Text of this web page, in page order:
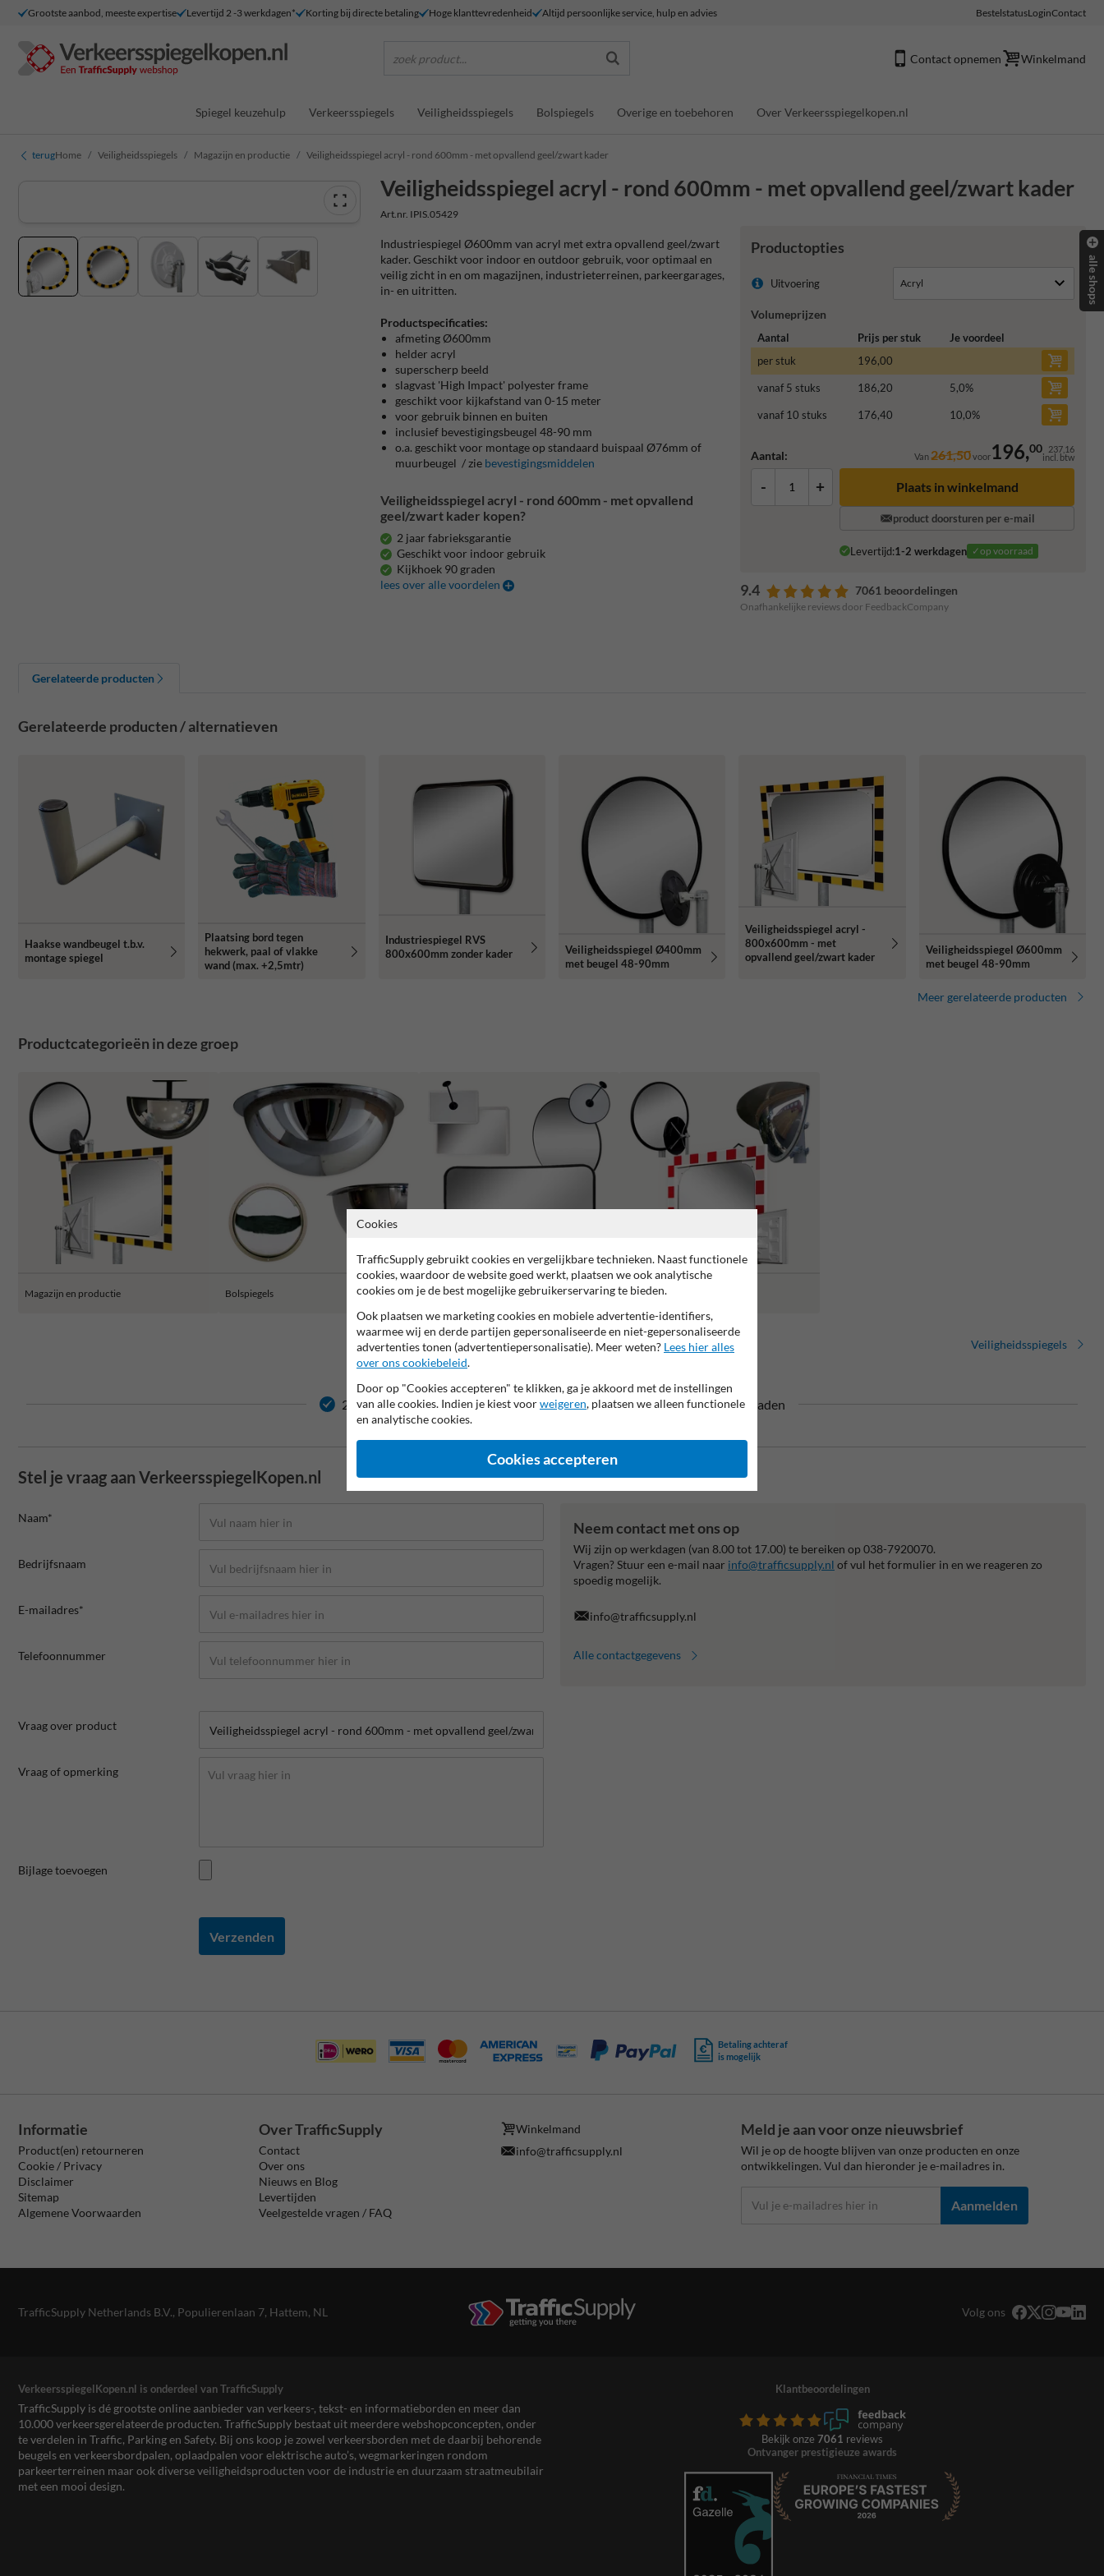
Grootste aanbod, meeste expertise Levertijd 2 -3 werkdagen* Korting bij directe betaling Hoge klanttevredenheid Altijd persoonlijke service, hulp en advies BestelstatusLoginContact
zoek product... Contact opnemen Winkelmand
Spiegel keuzehulp Verkeersspiegels Veiligheidsspiegels Bolspiegels Overige en toebehoren Over Verkeersspiegelkopen.nl
terugHome Veiligheidsspiegels Magazijn en productie Veiligheidsspiegel acryl - rond 600mm - met opvallend geel/zwart kader
Veiligheidsspiegel acryl - rond 600mm - met opvallend geel/zwart kader
Art.nr. IPIS.05429
Productopties
Uitvoering
Volumeprijzen
Aantal Prijs per stuk
Je voordeel
per stuk
196,00
vanaf 5 stuks 186,20 5,0%
vanaf 10 stuks 176,40 10,0%
Aantal: Van261,50voor196,00 237,16
incl. btw
- + Plaats in winkelmand
product doorsturen per e-mail
Levertijd:1-2 werkdagen ✓op voorraad
9.4 7061 beoordelingen
Onafhankelijke reviews door FeedbackCompany
Industriespiegel Ø600mm van acryl met extra opvallend geel/zwart
kader. Geschikt voor indoor en outdoor gebruik, voor optimaal en
veilig zicht in en om magazijnen, industrieterreinen, parkeergarages,
in- en uitritten.
Productspecificaties:
afmeting Ø600mm
helder acryl
superscherp beeld
slagvast 'High Impact' polyester frame
geschikt voor kijkafstand van 0-15 meter
voor gebruik binnen en buiten
inclusief bevestigingsbeugel 48-90 mm
o.a. geschikt voor montage op standaard buispaal Ø76mm of
muurbeugel / zie bevestigingsmiddelen
Veiligheidsspiegel acryl - rond 600mm - met opvallend
geel/zwart kader kopen?
2 jaar fabrieksgarantie
Geschikt voor indoor gebruik
Kijkhoek 90 graden
lees over alle voordelen
Gerelateerde producten
Gerelateerde producten / alternatieven
Haakse wandbeugel t.b.v.
montage spiegel
Plaatsing bord tegen
hekwerk, paal of vlakke
wand (max. +2,5mtr)
Industriespiegel RVS
800x600mm zonder kader
Veiligheidsspiegel Ø400mm
met beugel 48-90mm
Veiligheidsspiegel acryl -
800x600mm - met
opvallend geel/zwart kader
Veiligheidsspiegel Ø600mm
met beugel 48-90mm
Meer gerelateerde producten
Productcategorieën in deze groep
Magazijn en productie Bolspiegels Binnenspiegels Buitenterrein
Veiligheidsspiegels
2 jaar fabrieksgarantie Geschikt voor indoor gebruik Kijkhoek 90 graden
Stel je vraag aan VerkeersspiegelKopen.nl
Naam*
Bedrijfsnaam
E-mailadres*
Telefoonnummer
Vraag over product
Vraag of opmerking
Bijlage toevoegen
Verzenden
Neem contact met ons op
Wij zijn op werkdagen (van 8.00 tot 17.00) te bereiken op 038-7920070.
Vragen? Stuur een e-mail naar info@trafficsupply.nl of vul het formulier in en we reageren zo
spoedig mogelijk.
info@trafficsupply.nl
Alle contactgegevens
Betaling achteraf
is mogelijk
Informatie
Product(en) retourneren
Cookie / Privacy
Disclaimer
Sitemap
Algemene Voorwaarden
Over TrafficSupply
Contact
Over ons
Nieuws en Blog
Levertijden
Veelgestelde vragen / FAQ
Winkelmand
info@trafficsupply.nl
Meld je aan voor onze nieuwsbrief
Wil je op de hoogte blijven van onze producten en onze
ontwikkelingen. Vul dan hieronder je e-mailadres in.
Aanmelden
TrafficSupply Netherlands B.V., Populierenlaan 7, Hattem, NL Volg ons
VerkeersspiegelKopen.nl is onderdeel van TrafficSupply
TrafficSupply is dé grootste online aanbieder van verkeers-, tekst- en informatieborden en meer dan
10.000 verkeersgerelateerde producten. TrafficSupply bestaat uit meerdere webshopconcepten, onder
te verdelen in Traffic, Parking en Safety. Bij ons koop je zowel verkeersborden met de daarbij behorende
beugels en verkeersbordpalen, oplaadpalen voor elektrische auto’s, wegmarkeringen rondom
parkeerterreinen maar ook diverse veiligheidsproducten voor de industrie en duurzaam straatmeubilair
met een mooi design.
Klantbeoordelingen
Bekijk onze 7061 reviews
Ontvanger prestigieuze awards
alle shops
Cookies
TrafficSupply gebruikt cookies en vergelijkbare technieken. Naast functionele
cookies, waardoor de website goed werkt, plaatsen we ook analytische
cookies om je de best mogelijke gebruikerservaring te bieden.
Ook plaatsen we marketing cookies en mobiele advertentie-identifiers,
waarmee wij en derde partijen gepersonaliseerde en niet-gepersonaliseerde
advertenties tonen (advertentiepersonalisatie). Meer weten? Lees hier alles
over ons cookiebeleid.
Door op "Cookies accepteren" te klikken, ga je akkoord met de instellingen
van alle cookies. Indien je kiest voorweigeren, plaatsen we alleen functionele
en analytische cookies.
Cookies accepteren